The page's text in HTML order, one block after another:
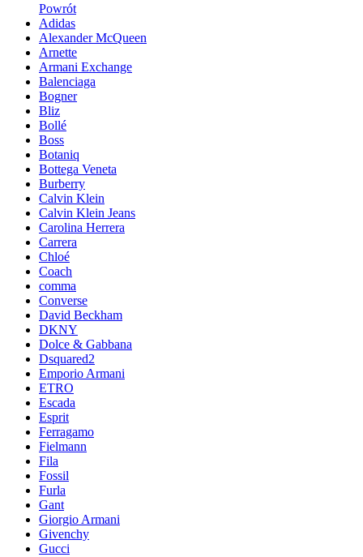
Powrót
Adidas
Alexander McQueen
Arnette
Armani Exchange
Balenciaga
Bogner
Bliz
Bollé
Boss
Botaniq
Bottega Veneta
Burberry
Calvin Klein
Calvin Klein Jeans
Carolina Herrera
Carrera
Chloé
Coach
comma
Converse
David Beckham
DKNY
Dolce & Gabbana
Dsquared2
Emporio Armani
ETRO
Escada
Esprit
Ferragamo
Fielmann
Fila
Fossil
Furla
Gant
Giorgio Armani
Givenchy
Gucci